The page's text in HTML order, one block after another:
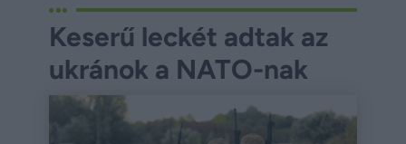
Keserű leckét adtak az
ukránok a NATO-nak